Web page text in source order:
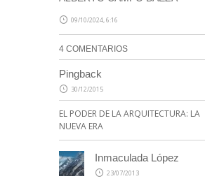
09/10/2024, 6:16
4 COMENTARIOS
Pingback
30/12/2015
EL PODER DE LA ARQUITECTURA: LA
NUEVA ERA
Inmaculada López
23/07/2013